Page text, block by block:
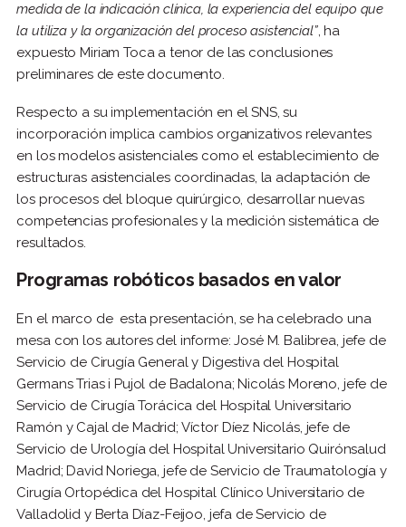
medida de la indicación clínica, la experiencia del equipo que
la utiliza y la organización del proceso asistencial”, ha
expuesto Miriam Toca a tenor de las conclusiones
preliminares de este documento.
Respecto a su implementación en el SNS, su
incorporación implica cambios organizativos relevantes
en los modelos asistenciales como el establecimiento de
estructuras asistenciales coordinadas, la adaptación de
los procesos del bloque quirúrgico, desarrollar nuevas
competencias profesionales y la medición sistemática de
resultados.
Programas robóticos basados en valor
En el marco de esta presentación, se ha celebrado una
mesa con los autores del informe: José M. Balibrea, jefe de
Servicio de Cirugía General y Digestiva del Hospital
Germans Trias i Pujol de Badalona; Nicolás Moreno, jefe de
Servicio de Cirugía Torácica del Hospital Universitario
Ramón y Cajal de Madrid; Víctor Díez Nicolás, jefe de
Servicio de Urología del Hospital Universitario Quirónsalud
Madrid; David Noriega, jefe de Servicio de Traumatología y
Cirugía Ortopédica del Hospital Clínico Universitario de
Valladolid y Berta Díaz-Feijoo, jefa de Servicio de